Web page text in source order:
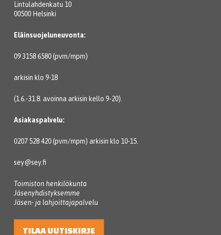
Lintulahdenkatu 10
00500 Helsinki
Eläinsuojeluneuvonta:
09 3158 6580 (pvm/mpm)
arkisin klo 9-18
(1.6.-31.8. avoinna arkisin kello 9-20).
Asiakaspalvelu:
0207 528 420 (pvm/mpm) arkisin klo 10-15.
sey@sey.fi
Toimiston henkilökunta
Jäsenyhdistyksemme
Jäsen- ja lahjoittajapalvelu
TILAA UUTISKIRJE